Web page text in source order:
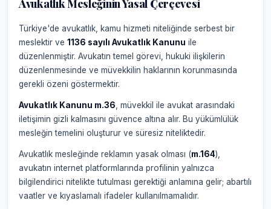
Avukatlık Mesleğinin Yasal Çerçevesi
Türkiye'de avukatlık, kamu hizmeti niteliğinde serbest bir
meslektir ve 1136 sayılı Avukatlık Kanunu ile
düzenlenmiştir. Avukatın temel görevi, hukuki ilişkilerin
düzenlenmesinde ve müvekkilin haklarının korunmasında
gerekli özeni göstermektir.
Avukatlık Kanunu m.36 , müvekkil ile avukat arasındaki
iletişimin gizli kalmasını güvence altına alır. Bu yükümlülük
mesleğin temelini oluşturur ve süresiz niteliktedir.
Avukatlık mesleğinde reklamın yasak olması (m.164),
avukatın internet platformlarında profilinin yalnızca
bilgilendirici nitelikte tutulması gerektiği anlamına gelir; abartılı
vaatler ve kıyaslamalı ifadeler kullanılmamalıdır.